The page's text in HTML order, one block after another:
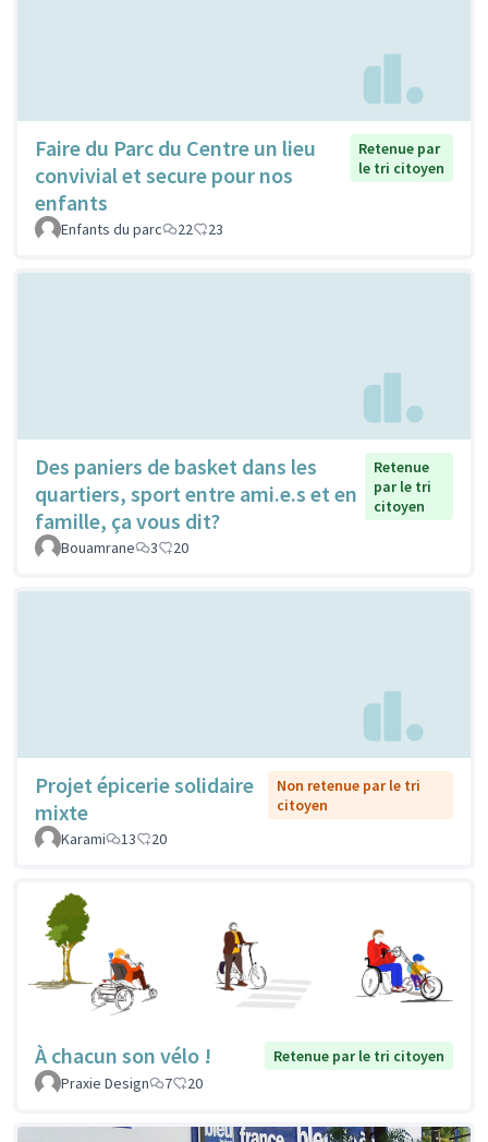
Faire du Parc du Centre un lieu
convivial et secure pour nos
enfants
Retenue par
le tri citoyen
Enfants du parc 22 23
Des paniers de basket dans les
quartiers, sport entre ami.e.s et en
famille, ça vous dit?
Retenue
par le tri
citoyen
Bouamrane 3 20
Projet épicerie solidaire
mixte
Non retenue par le tri
citoyen
Karami
13 20
À chacun son vélo !
Retenue par le tri citoyen
Praxie Design
7 20